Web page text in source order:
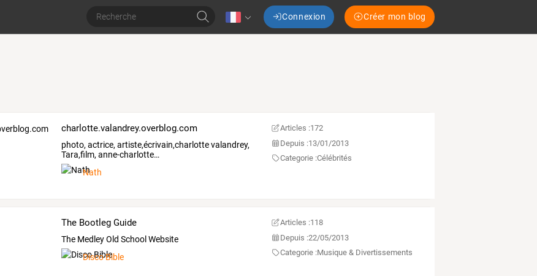
Connexion Créer mon blog
charlotte.valandrey.overblog.com
photo, actrice, artiste,écrivain,charlottevalandrey,
Tara,film, anne-charlotte…
Nath
Articles :172
Depuis :13/01/2013
Categorie :Célébrités
The Bootleg Guide
The Medley Old School Website
Disco Bible
Articles :118
Depuis :22/05/2013
Categorie :Musique & Divertissements